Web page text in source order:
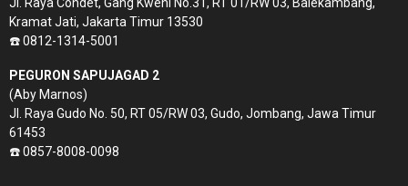
Kramat Jati, Jakarta Timur 13530
☎️ 0812-1314-5001
PEGURON SAPUJAGAD 2
(Aby Marnos)
Jl. Raya Gudo No. 50, RT 05/RW 03, Gudo, Jombang, Jawa Timur
61453
☎️ 0857-8008-0098